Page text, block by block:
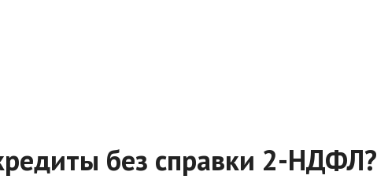
без справки 2-НДФЛ?